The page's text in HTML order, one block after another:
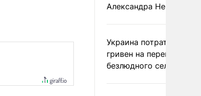
Александра Невзорова
Украина потратила 1
гривен на
безлюдного села